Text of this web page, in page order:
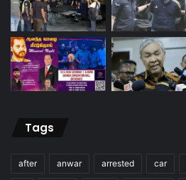
Tags
after anwar arrested car